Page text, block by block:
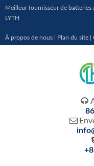
Meilleur fournisseur de
LYTH
À propos de nous Plan du site

